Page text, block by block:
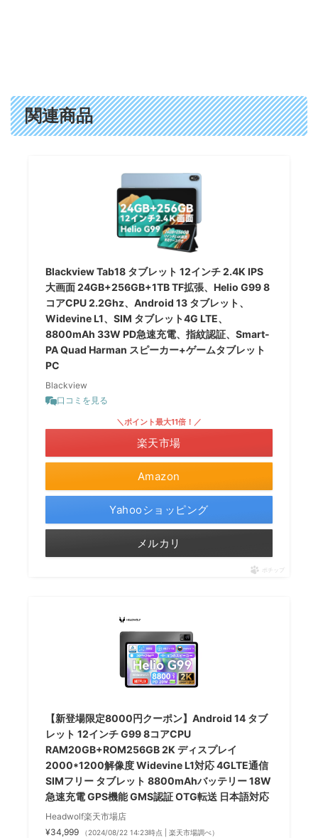
関連商品
Blackview Tab18 タブレット 12インチ 2.4K IPS
大画面 24GB+256GB+1TB TF拡張、Helio G99 8
コアCPU 2.2Ghz、Android 13 タブレット、
Widevine L1、SIM タブレット4G LTE、
8800mAh 33W PD急速充電、指紋認証、Smart-
PA Quad Harman スピーカー+ゲームタブレット
PC
Blackview
口コミを見る
Amazon
＼ポイント最大11倍！／
楽天市場
Yahooショッピング
メルカリ
ポチップ
【新登場限定8000円クーポン】Android 14 タブ
レット 12インチ G99 8コアCPU
RAM20GB+ROM256GB 2K ディスプレイ
2000*1200解像度 Widevine L1対応 4GLTE通信
SIMフリー タブレット 8800mAhバッテリー 18W
急速充電 GPS機能 GMS認証 OTG転送 日本語対応
Headwolf楽天市場店
¥34,999
（2024/08/22 14:23時点 | 楽天市場調べ）